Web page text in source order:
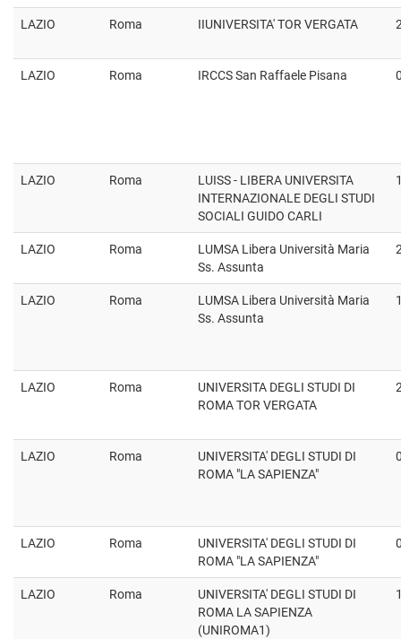
LAZIO Roma IIUNIVERSITA' TOR VERGATA
LAZIO Roma IRCCS San Raffaele Pisana
LAZIO Roma
LUISS - LIBERA UNIVERSITA
INTERNAZIONALE DEGLI STUDI
SOCIALI GUIDO CARLI
LAZIO Roma
LUMSA Libera Università Maria
Ss. Assunta
LAZIO Roma
LUMSA Libera Università Maria
Ss. Assunta
LAZIO Roma
UNIVERSITA DEGLI STUDI DI
ROMA TOR VERGATA
LAZIO Roma
UNIVERSITA' DEGLI STUDI DI
ROMA "LA SAPIENZA"
LAZIO Roma
UNIVERSITA' DEGLI STUDI DI
ROMA "LA SAPIENZA"
LAZIO Roma
UNIVERSITA' DEGLI STUDI DI
ROMA LA SAPIENZA
(UNIROMA1)